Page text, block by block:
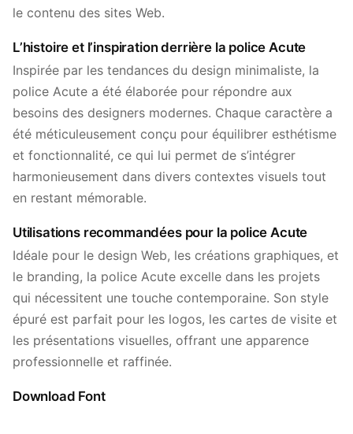
le contenu des sites Web.
L’histoire et l’inspiration derrière la police Acute
Inspirée par les tendances du design minimaliste, la
police Acute a été élaborée pour répondre aux
besoins des designers modernes. Chaque caractère a
été méticuleusement conçu pour équilibrer esthétisme
et fonctionnalité, ce qui lui permet de s’intégrer
harmonieusement dans divers contextes visuels tout
en restant mémorable.
Utilisations recommandées pour la police Acute
Idéale pour le design Web, les créations graphiques, et
le branding, la police Acute excelle dans les projets
qui nécessitent une touche contemporaine. Son style
épuré est parfait pour les logos, les cartes de visite et
les présentations visuelles, offrant une apparence
professionnelle et raffinée.
Download Font